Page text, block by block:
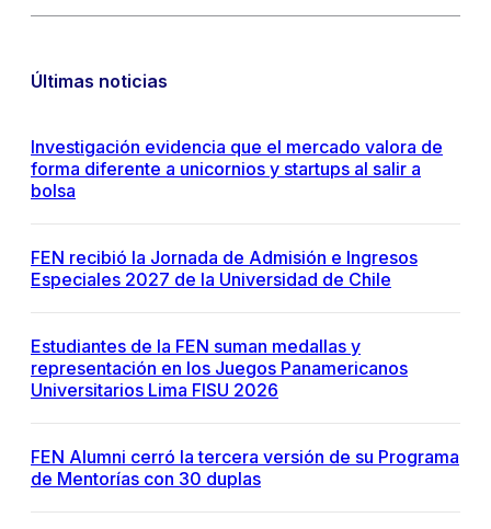
Últimas noticias
Investigación evidencia que el mercado valora de
forma diferente a unicornios y startups al salir a
bolsa
FEN recibió la Jornada de Admisión e Ingresos
Especiales 2027 de la Universidad de Chile
Estudiantes de la FEN suman medallas y
representación en los Juegos Panamericanos
Universitarios Lima FISU 2026
FEN Alumni cerró la tercera versión de su Programa
de Mentorías con 30 duplas